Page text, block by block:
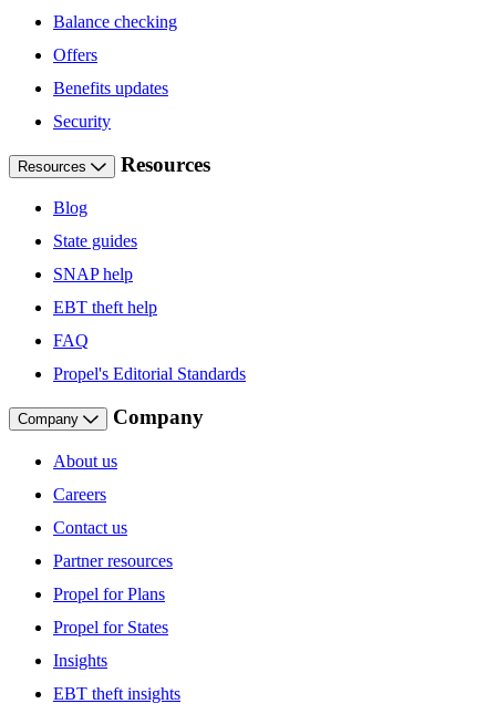
Balance checking
Offers
Benefits updates
Security
Resources Resources
Blog
State guides
SNAP help
EBT theft help
FAQ
Propel's Editorial Standards
Company Company
About us
Careers
Contact us
Partner resources
Propel for Plans
Propel for States
Insights
EBT theft insights